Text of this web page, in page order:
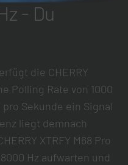
- Du
die CHERRY
Polling Rate von 1000
Sekunde ein Signal
liegt demnach
XTRFY M68 Pro
Hz aufwarten und